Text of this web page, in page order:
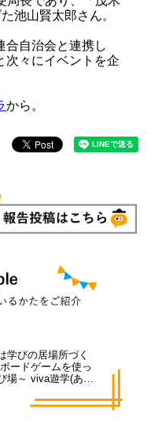
池山賢太郎さん。
合自治会と連携し
次々にイベントを企
から。
学びの居場所づく
ードゲームを使っ
場～ viva遊学(あそ